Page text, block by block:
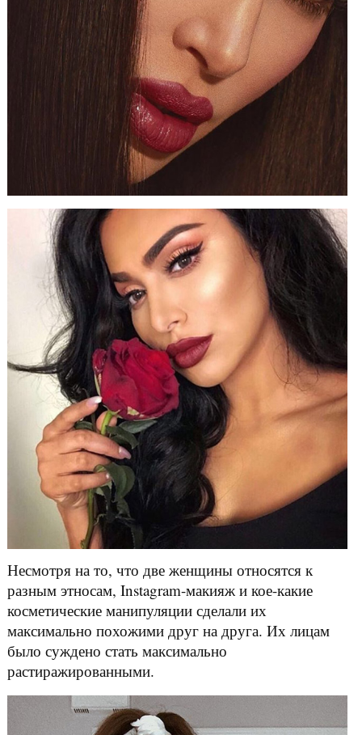
Несмотря на то, что две женщины относятся к
разным этносам, Instagram-макияж и кое-какие
косметические манипуляции сделали их
максимально похожими друг на друга. Их лицам
было суждено стать максимально
растиражированными.